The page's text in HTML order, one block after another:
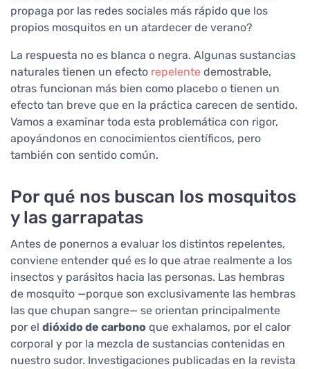
propaga por las redes sociales más rápido que los
propios mosquitos en un atardecer de verano?
La respuesta no es blanca o negra. Algunas sustancias
naturales tienen un efecto repelente demostrable,
otras funcionan más bien como placebo o tienen un
efecto tan breve que en la práctica carecen de sentido.
Vamos a examinar toda esta problemática con rigor,
apoyándonos en conocimientos científicos, pero
también con sentido común.
Por qué nos buscan los mosquitos
y las garrapatas
Antes de ponernos a evaluar los distintos repelentes,
conviene entender qué es lo que atrae realmente a los
insectos y parásitos hacia las personas. Las hembras
de mosquito —porque son exclusivamente las hembras
las que chupan sangre— se orientan principalmente
por el dióxido de carbono que exhalamos, por el calor
corporal y por la mezcla de sustancias contenidas en
nuestro sudor. Investigaciones publicadas en la revista